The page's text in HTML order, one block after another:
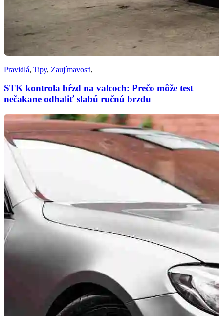
Pravidlá, Tipy, Zaujímavosti,
STK kontrola bŕzd na valcoch: Prečo môže test
nečakane odhaliť slabú ručnú brzdu